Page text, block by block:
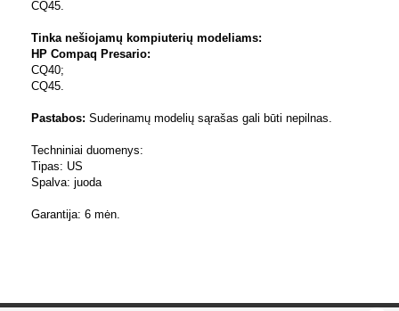
CQ45.
Tinka nešiojamų kompiuterių modeliams:
HP Compaq Presario:
CQ40;
CQ45.
Pastabos: Suderinamų modelių sąrašas gali būti nepilnas.
Techniniai duomenys:
Tipas: US
Spalva: juoda
Garantija: 6 mėn.